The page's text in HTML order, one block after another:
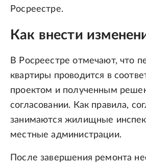
Росреестре.
Как внести
В Росреестре отмечают, что
квартиры проводится в
проектом и полученным
согласовании. Как правила,
занимаются жилищные
местные администрации.
После завершения ремонта